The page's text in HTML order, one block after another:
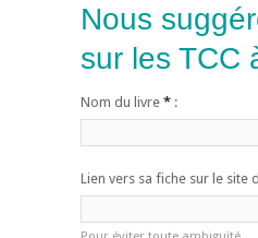
Nous
sur les TCC
Nom du livre * :
Lien vers sa fiche sur le site